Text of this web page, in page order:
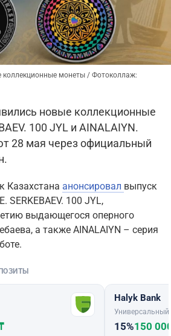
коллекционные монеты / Фотоколлаж:
новые коллекционные
100 JYL и AINALAIYN.
28 мая через официальный
Казахстана анонсировал выпуск
SERKEBAEV. 100 JYL,
выдающегося оперного
а также AINALAIYN – серия
Halyk Bank
Универсальный
15%150